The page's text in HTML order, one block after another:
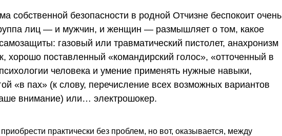
собственной безопасности в родной Отчизне беспокоит очень
лиц — и мужчин, и женщин — размышляет о том, какое
газовый или травматический пистолет, анахронизм
хорошо поставленный «командирский голос», «отточенный в
человека и умение применять нужные навыки,
«в пах» (к слову, перечисление всех возможных вариантов
внимание) или… электрошокер.
практически без проблем, но вот, оказывается, между